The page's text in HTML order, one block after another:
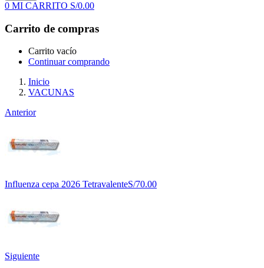
0 MI CARRITO S/0.00
Carrito de compras
Carrito vacío
Continuar comprando
Inicio
VACUNAS
Anterior
Influenza cepa 2026 TetravalenteS/70.00
Siguiente